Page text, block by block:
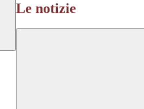
Le notizie